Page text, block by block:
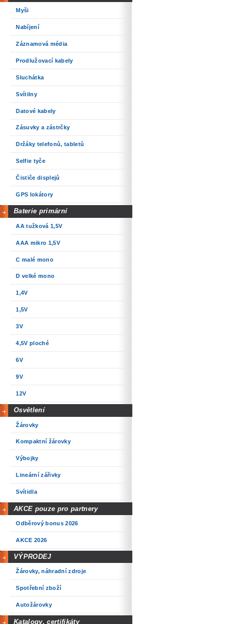
Myši
Nabíjení
Záznamová média
Prodlužovací kabely
Sluchátka
Svítilny
Datové kabely
Zásuvky a zástrčky
Držáky telefonů, tabletů
Selfie tyče
Čističe displejů
GPS lokátory
Baterie primární
AA tužková 1,5V
AAA mikro 1,5V
C malé mono
D velké mono
1,4V
1,5V
3V
4,5V ploché
6V
9V
12V
Osvětlení
Žárovky
Kompaktní žárovky
Výbojky
Lineární zářivky
Svítidla
AKCE pouze pro partnery
Odběrový bonus 2026
AKCE 2026
VÝPRODEJ
Žárovky, náhradní zdroje
Spotřební zboží
Autožárovky
Katalogy, certifikáty